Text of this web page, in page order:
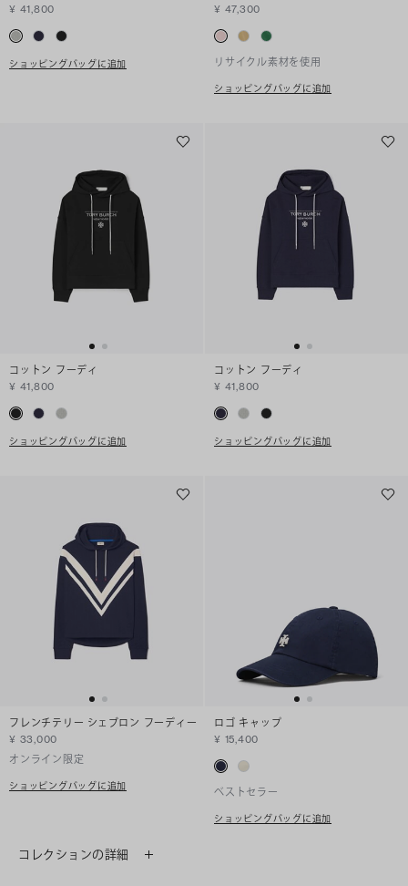
¥ 41,800
ショッピングバッグに追加
¥ 47,300
リサイクル素材を使用
ショッピングバッグに追加
コットン フーディ
¥ 41,800
ショッピングバッグに追加
コットン フーディ
¥ 41,800
ショッピングバッグに追加
フレンチテリー シェブロン フーディー
¥ 33,000
オンライン限定
ショッピングバッグに追加
ロゴ キャップ
¥ 15,400
ベストセラー
ショッピングバッグに追加
コレクションの詳細